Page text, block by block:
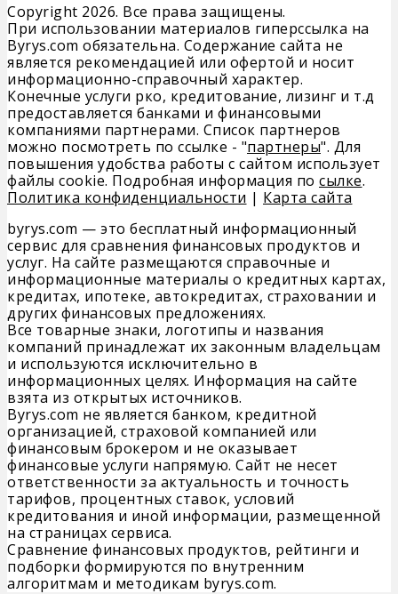
Copyright 2026. Все права защищены.
При использовании материалов гиперссылка на
Byrys.com обязательна. Содержание сайта не
является рекомендацией или офертой и носит
информационно-справочный характер.
Конечные услуги рко, кредитование, лизинг и т.д
предоставляется банками и финансовыми
компаниями партнерами. Список партнеров
можно посмотреть по ссылке - "партнеры". Для
повышения удобства работы с сайтом использует
файлы cookie. Подробная информация по сылке.
Политика конфиденциальности | Карта сайта
byrys.com — это бесплатный информационный
сервис для сравнения финансовых продуктов и
услуг. На сайте размещаются справочные и
информационные материалы о кредитных картах,
кредитах, ипотеке, автокредитах, страховании и
других финансовых предложениях.
Все товарные знаки, логотипы и названия
компаний принадлежат их законным владельцам
и используются исключительно в
информационных целях. Информация на сайте
взята из открытых источников.
Byrys.com не является банком, кредитной
организацией, страховой компанией или
финансовым брокером и не оказывает
финансовые услуги напрямую. Сайт не несет
ответственности за актуальность и точность
тарифов, процентных ставок, условий
кредитования и иной информации, размещенной
на страницах сервиса.
Сравнение финансовых продуктов, рейтинги и
подборки формируются по внутренним
алгоритмам и методикам byrys.com.